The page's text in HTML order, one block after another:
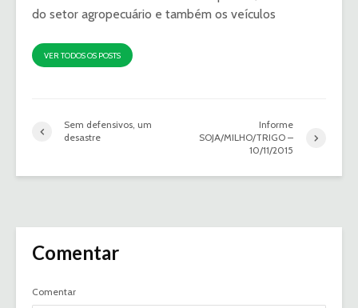
do setor agropecuário e também os veículos
VER TODOS OS POSTS
Sem defensivos, um
desastre
Informe
SOJA/MILHO/TRIGO –
10/11/2015
Comentar
Comentar